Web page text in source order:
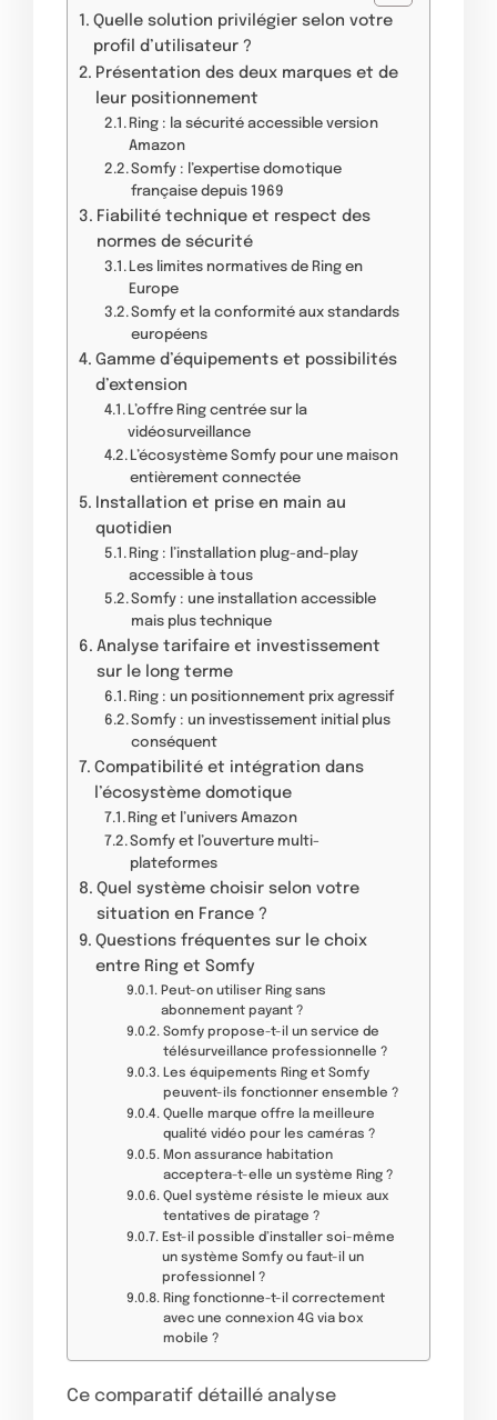
Quelle solution privilégier selon votre
profil d’utilisateur ?
Présentation des deux marques et de
leur positionnement
Ring : la sécurité accessible version
Amazon
Somfy : l’expertise domotique
française depuis 1969
Fiabilité technique et respect des
normes de sécurité
Les limites normatives de Ring en
Europe
Somfy et la conformité aux standards
européens
Gamme d’équipements et possibilités
d’extension
L’offre Ring centrée sur la
vidéosurveillance
L’écosystème Somfy pour une maison
entièrement connectée
Installation et prise en main au
quotidien
Ring : l’installation plug-and-play
accessible à tous
Somfy : une installation accessible
mais plus technique
Analyse tarifaire et investissement
sur le long terme
Ring : un positionnement prix agressif
Somfy : un investissement initial plus
conséquent
Compatibilité et intégration dans
l’écosystème domotique
Ring et l’univers Amazon
Somfy et l’ouverture multi-
plateformes
Quel système choisir selon votre
situation en France ?
Questions fréquentes sur le choix
entre Ring et Somfy
Peut-on utiliser Ring sans
abonnement payant ?
Somfy propose-t-il un service de
télésurveillance professionnelle ?
Les équipements Ring et Somfy
peuvent-ils fonctionner ensemble ?
Quelle marque offre la meilleure
qualité vidéo pour les caméras ?
Mon assurance habitation
acceptera-t-elle un système Ring ?
Quel système résiste le mieux aux
tentatives de piratage ?
Est-il possible d’installer soi-même
un système Somfy ou faut-il un
professionnel ?
Ring fonctionne-t-il correctement
avec une connexion 4G via box
mobile ?
Ce comparatif détaillé analyse